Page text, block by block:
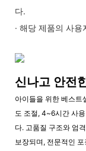
다.
· 해당 제품의 사
신나고 안전
아이들을 위한 베스트
도 조절, 4~6시간 사
다. 고품질 구조와 엄
보장되며, 전문적인